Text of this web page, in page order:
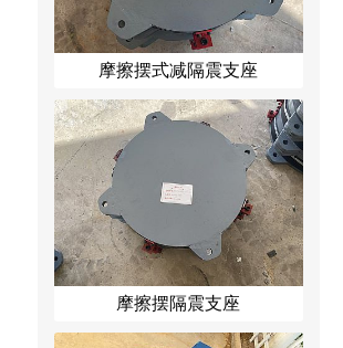
摩擦摆式减隔震支座
摩擦摆隔震支座